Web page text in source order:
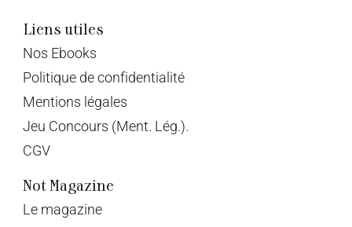
Liens utiles
Nos Ebooks
Politique de confidentialité
Mentions légales
Jeu Concours (Ment. Lég.).
CGV
Not Magazine
Le magazine